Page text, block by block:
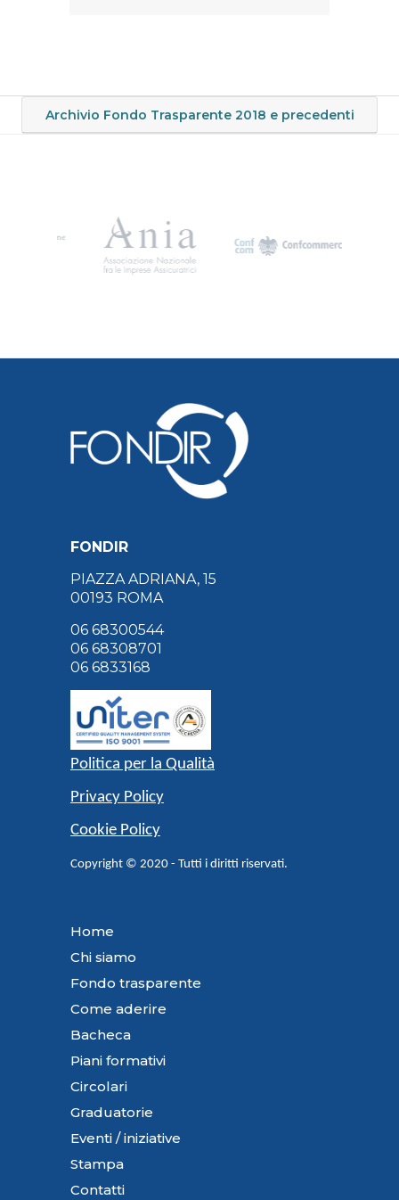
Archivio Fondo Trasparente 2018 e precedenti
FONDIR
PIAZZA ADRIANA, 15
00193 ROMA
06 68300544
06 68308701
06 6833168
Politica per la Qualità
Privacy Policy
Cookie Policy
Copyright © 2020 - Tutti i diritti riservati.
Home
Chi siamo
Fondo trasparente
Come aderire
Bacheca
Piani formativi
Circolari
Graduatorie
Eventi / iniziative
Stampa
Contatti